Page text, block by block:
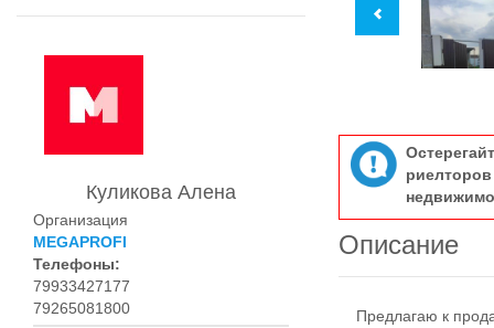
Куликова Алена
Организация
MEGAPROFI
Телефоны:
79933427177
79265081800
Описание
Предлагаю к